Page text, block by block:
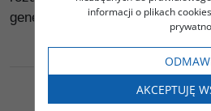
genealogia.
informacji o plikach
AKCEPTUJĘ